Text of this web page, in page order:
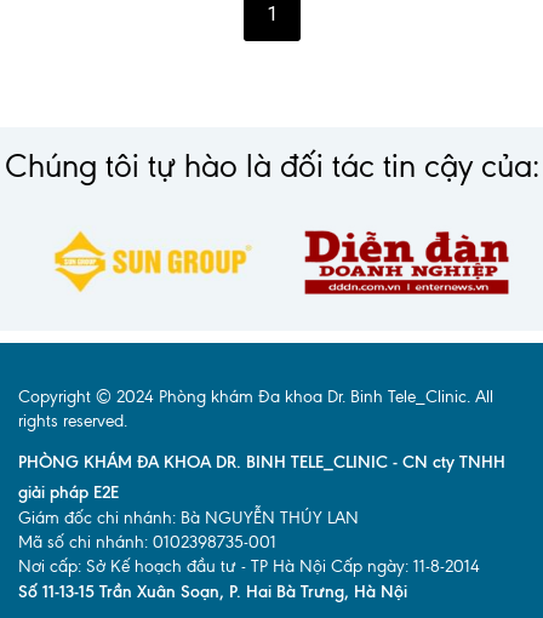
1
Chúng tôi tự hào là đối tác tin cậy của:
Copyright © 2024 Phòng khám Đa khoa Dr. Binh Tele_Clinic. All
rights reserved.
PHÒNG KHÁM ĐA KHOA DR. BINH TELE_CLINIC - CN cty TNHH
giải pháp E2E
Giám đốc chi nhánh: Bà NGUYỄN THÚY LAN
Mã số chi nhánh: 0102398735-001
Nơi cấp: Sở Kế hoạch đầu tư - TP Hà Nội Cấp ngày: 11-8-2014
Số 11-13-15 Trần Xuân Soạn, P. Hai Bà Trưng, Hà Nội